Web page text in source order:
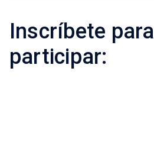
Inscríbete para
participar: